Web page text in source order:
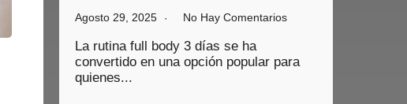
Agosto 29, 2025 No Hay Comentarios
La rutina full body 3 días se ha
convertido en una opción popular para
quienes...